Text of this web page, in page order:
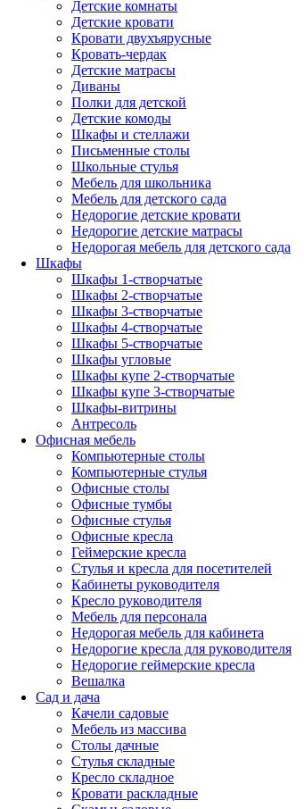
Детские комнаты
Детские кровати
Кровати двухъярусные
Кровать-чердак
Детские матрасы
Диваны
Полки для детской
Детские комоды
Шкафы и стеллажи
Письменные столы
Школьные стулья
Мебель для школьника
Мебель для детского сада
Недорогие детские кровати
Недорогие детские матрасы
Недорогая мебель для детского сада
Шкафы
Шкафы 1-створчатые
Шкафы 2-створчатые
Шкафы 3-створчатые
Шкафы 4-створчатые
Шкафы 5-створчатые
Шкафы угловые
Шкафы купе 2-створчатые
Шкафы купе 3-створчатые
Шкафы-витрины
Антресоль
Офисная мебель
Компьютерные столы
Компьютерные стулья
Офисные столы
Офисные тумбы
Офисные стулья
Офисные кресла
Геймерские кресла
Стулья и кресла для посетителей
Кабинеты руководителя
Кресло руководителя
Мебель для персонала
Недорогая мебель для кабинета
Недорогие кресла для руководителя
Недорогие геймерские кресла
Вешалка
Сад и дача
Качели садовые
Мебель из массива
Столы дачные
Стулья складные
Кресло складное
Кровати раскладные